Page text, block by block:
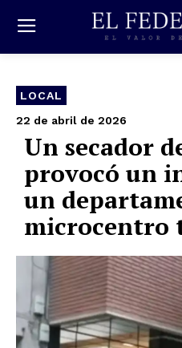
LOCAL
22 de abril de 2026
Un secador
provocó un
un
microcentro